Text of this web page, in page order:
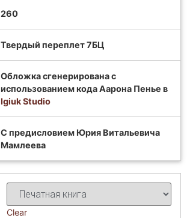
260
Твердый переплет 7БЦ
Обложка сгенерирована с
использованием кода Аарона Пенье в
Igiuk Studio
С предисловием Юрия Витальевича
Мамлеева
Clear